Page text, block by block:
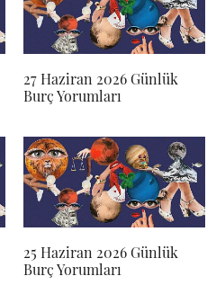
27 Haziran 2026 Günlük
Burç Yorumları
25 Haziran 2026 Günlük
Burç Yorumları